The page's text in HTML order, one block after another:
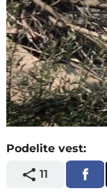
Unmute
Podelite vest:
11